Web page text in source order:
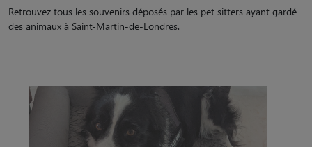
Retrouvez tous les souvenirs déposés par les pet sitters ayant gardé
des animaux à Saint-Martin-de-Londres.